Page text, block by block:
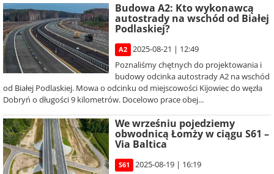
Budowa A2: Kto wykonawcą
autostrady na wschód od Białej
Podlaskiej?
A2
2025-08-21 | 12:49
Poznaliśmy chętnych do projektowania i
budowy odcinka autostrady A2 na wschód
od Białej Podlaskiej. Mowa o odcinku od miejscowości Kijowiec do węzła
Dobryń o długości 9 kilometrów. Docelowo prace obej...
We wrześniu pojedziemy
obwodnicą Łomży w ciągu S61 –
Via Baltica
S61
2025-08-19 | 16:19